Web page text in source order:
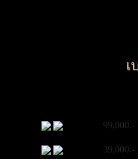
เ
99,000.-
39,000.-